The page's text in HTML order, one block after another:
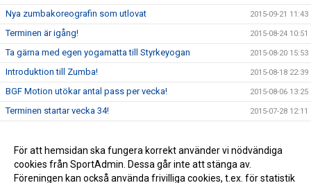
Nya zumbakoreografin som utlovat 2015-09-21 11:43
Terminen är igång! 2015-08-24 10:51
Ta gärna med egen yogamatta till Styrkeyogan 2015-08-20 15:53
Introduktion till Zumba! 2015-08-18 22:39
BGF Motion utökar antal pass per vecka! 2015-08-06 13:25
Terminen startar vecka 34! 2015-07-28 12:11
God Jul och Gott Nytt År! 2014-12-22 11:56
Höstlov vecka 44 2014-10-19 23:45
För att hemsidan ska fungera korrekt använder vi nödvändiga
cookies från SportAdmin. Dessa går inte att stänga av.
Föreningen kan också använda frivilliga cookies, t.ex. för statistik